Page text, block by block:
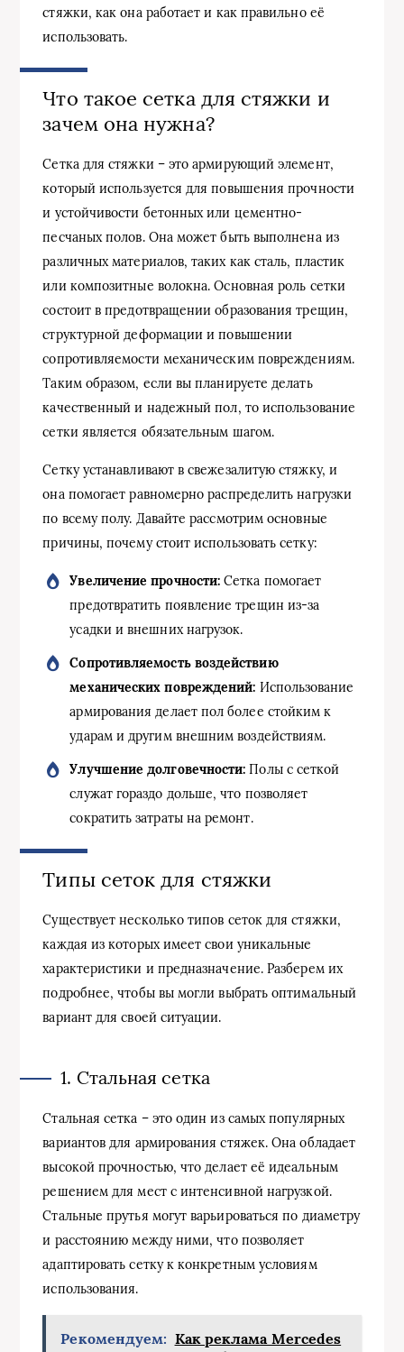
стяжки, как она работает и как правильно её
использовать.
Что такое сетка для стяжки и
зачем она нужна?
Сетка для стяжки – это армирующий элемент,
который используется для повышения прочности
и устойчивости бетонных или цементно-
песчаных полов. Она может быть выполнена из
различных материалов, таких как сталь, пластик
или композитные волокна. Основная роль сетки
состоит в предотвращении образования трещин,
структурной деформации и повышении
сопротивляемости механическим повреждениям.
Таким образом, если вы планируете делать
качественный и надежный пол, то использование
сетки является обязательным шагом.
Сетку устанавливают в свежезалитую стяжку, и
она помогает равномерно распределить нагрузки
по всему полу. Давайте рассмотрим основные
причины, почему стоит использовать сетку:
Увеличение прочности: Сетка помогает
предотвратить появление трещин из-за
усадки и внешних нагрузок.
Сопротивляемость воздействию
механических повреждений: Использование
армирования делает пол более стойким к
ударам и другим внешним воздействиям.
Улучшение долговечности: Полы с сеткой
служат гораздо дольше, что позволяет
сократить затраты на ремонт.
Типы сеток для стяжки
Существует несколько типов сеток для стяжки,
каждая из которых имеет свои уникальные
характеристики и предназначение. Разберем их
подробнее, чтобы вы могли выбрать оптимальный
вариант для своей ситуации.
1. Стальная сетка
Стальная сетка – это один из самых популярных
вариантов для армирования стяжек. Она обладает
высокой прочностью, что делает её идеальным
решением для мест с интенсивной нагрузкой.
Стальные прутья могут варьироваться по диаметру
и расстоянию между ними, что позволяет
адаптировать сетку к конкретным условиям
использования.
Рекомендуем: Как реклама Mercedes